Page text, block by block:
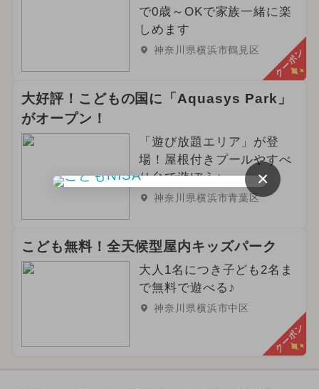
で0歳～OKで家族一緒に楽
しめます
神奈川県横浜市鶴見区 クーポン
大好評！こどもの国に「Aquasys Park」
がオープン！
「遊び放題エリア」が登
場！屋根付きプールやすべ
り台で遊ぼう♪
神奈川県横浜市青葉区
こども無料！全天候型屋内キッズパーク
大人1名につき子ども2名ま
で無料で遊べる♪
神奈川県横浜市中区
クーポン
×